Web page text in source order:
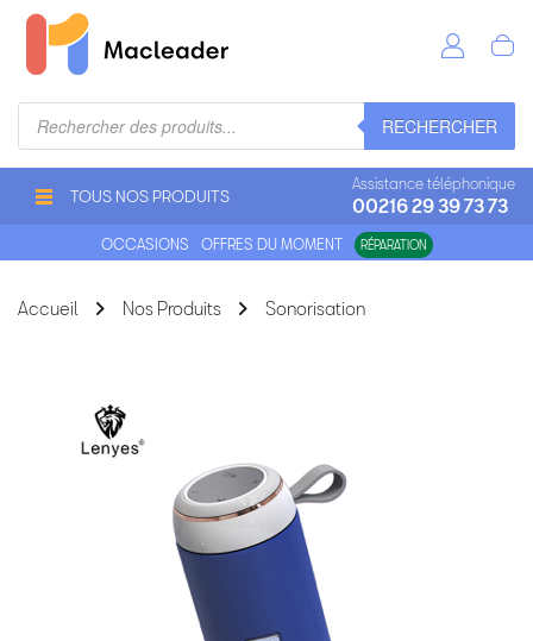
Recherche
RECHERCHER
TOUS NOS PRODUITS
Assistance téléphonique
00216 29 39 73 73
OCCASIONS OFFRES DU MOMENT RÉPARATION
Accueil Nos Produits Sonorisation